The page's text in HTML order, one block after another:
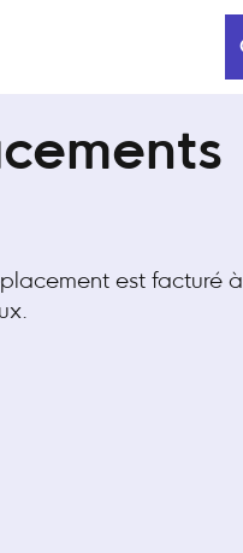
est facturé à